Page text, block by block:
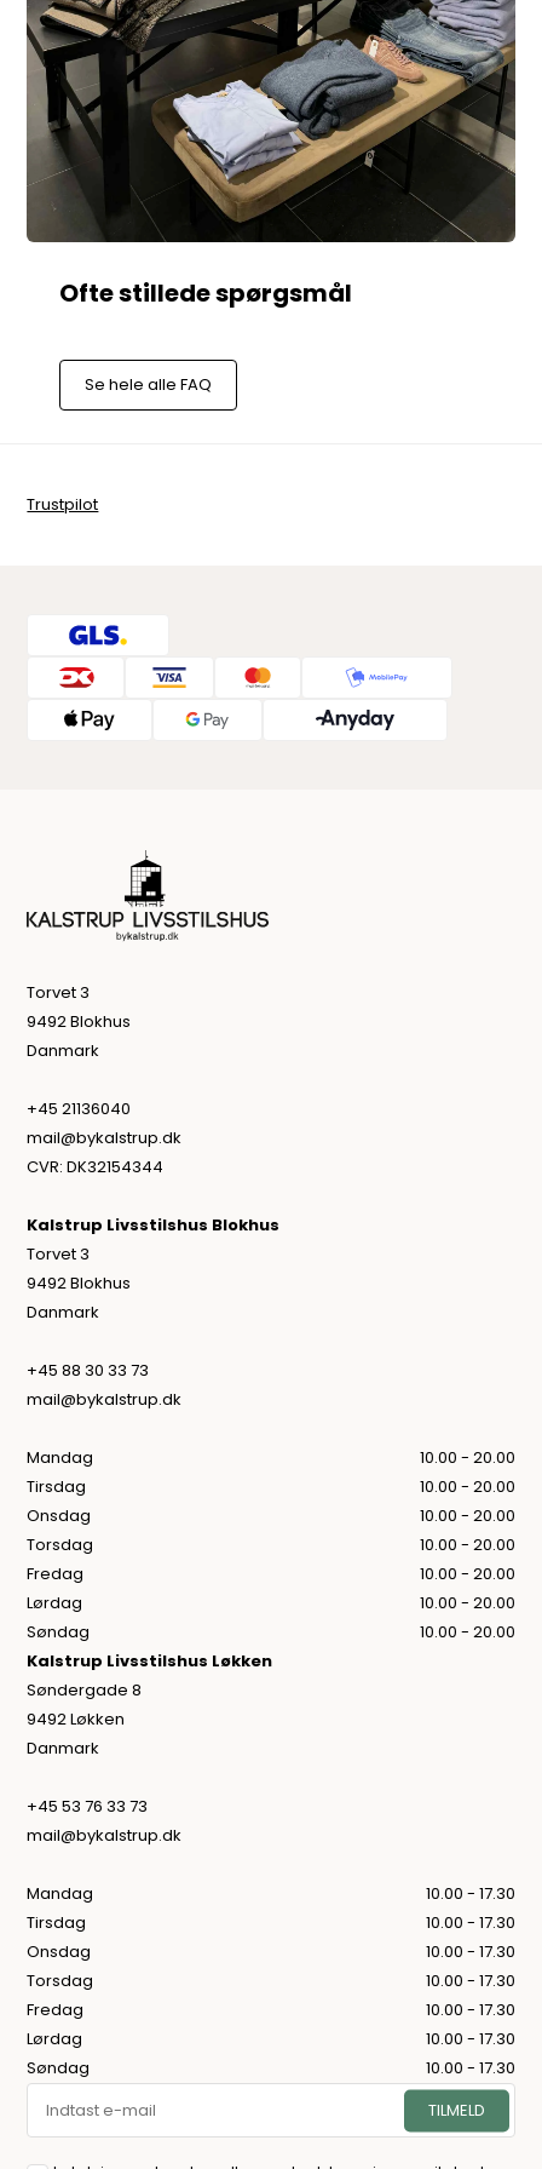
Se hele alle FAQ
Trustpilot
Torvet 3
9492 Blokhus
Danmark
+45 21136040
mail@bykalstrup.dk
CVR: DK32154344
Kalstrup Livsstilshus Blokhus
Torvet 3
9492 Blokhus
Danmark
+45 88 30 33 73
mail@bykalstrup.dk
Mandag
10.00 - 20.00
Tirsdag
10.00 - 20.00
Onsdag
10.00 - 20.00
Torsdag
10.00 - 20.00
Fredag
10.00 - 20.00
Lørdag
10.00 - 20.00
Søndag
10.00 - 20.00
Kalstrup Livsstilshus Løkken
Søndergade 8
9492 Løkken
Danmark
+45 53 76 33 73
mail@bykalstrup.dk
Mandag
10.00 - 17.30
Tirsdag
10.00 - 17.30
Onsdag
10.00 - 17.30
Torsdag
10.00 - 17.30
Fredag
10.00 - 17.30
Lørdag
10.00 - 17.30
Søndag
10.00 - 17.30